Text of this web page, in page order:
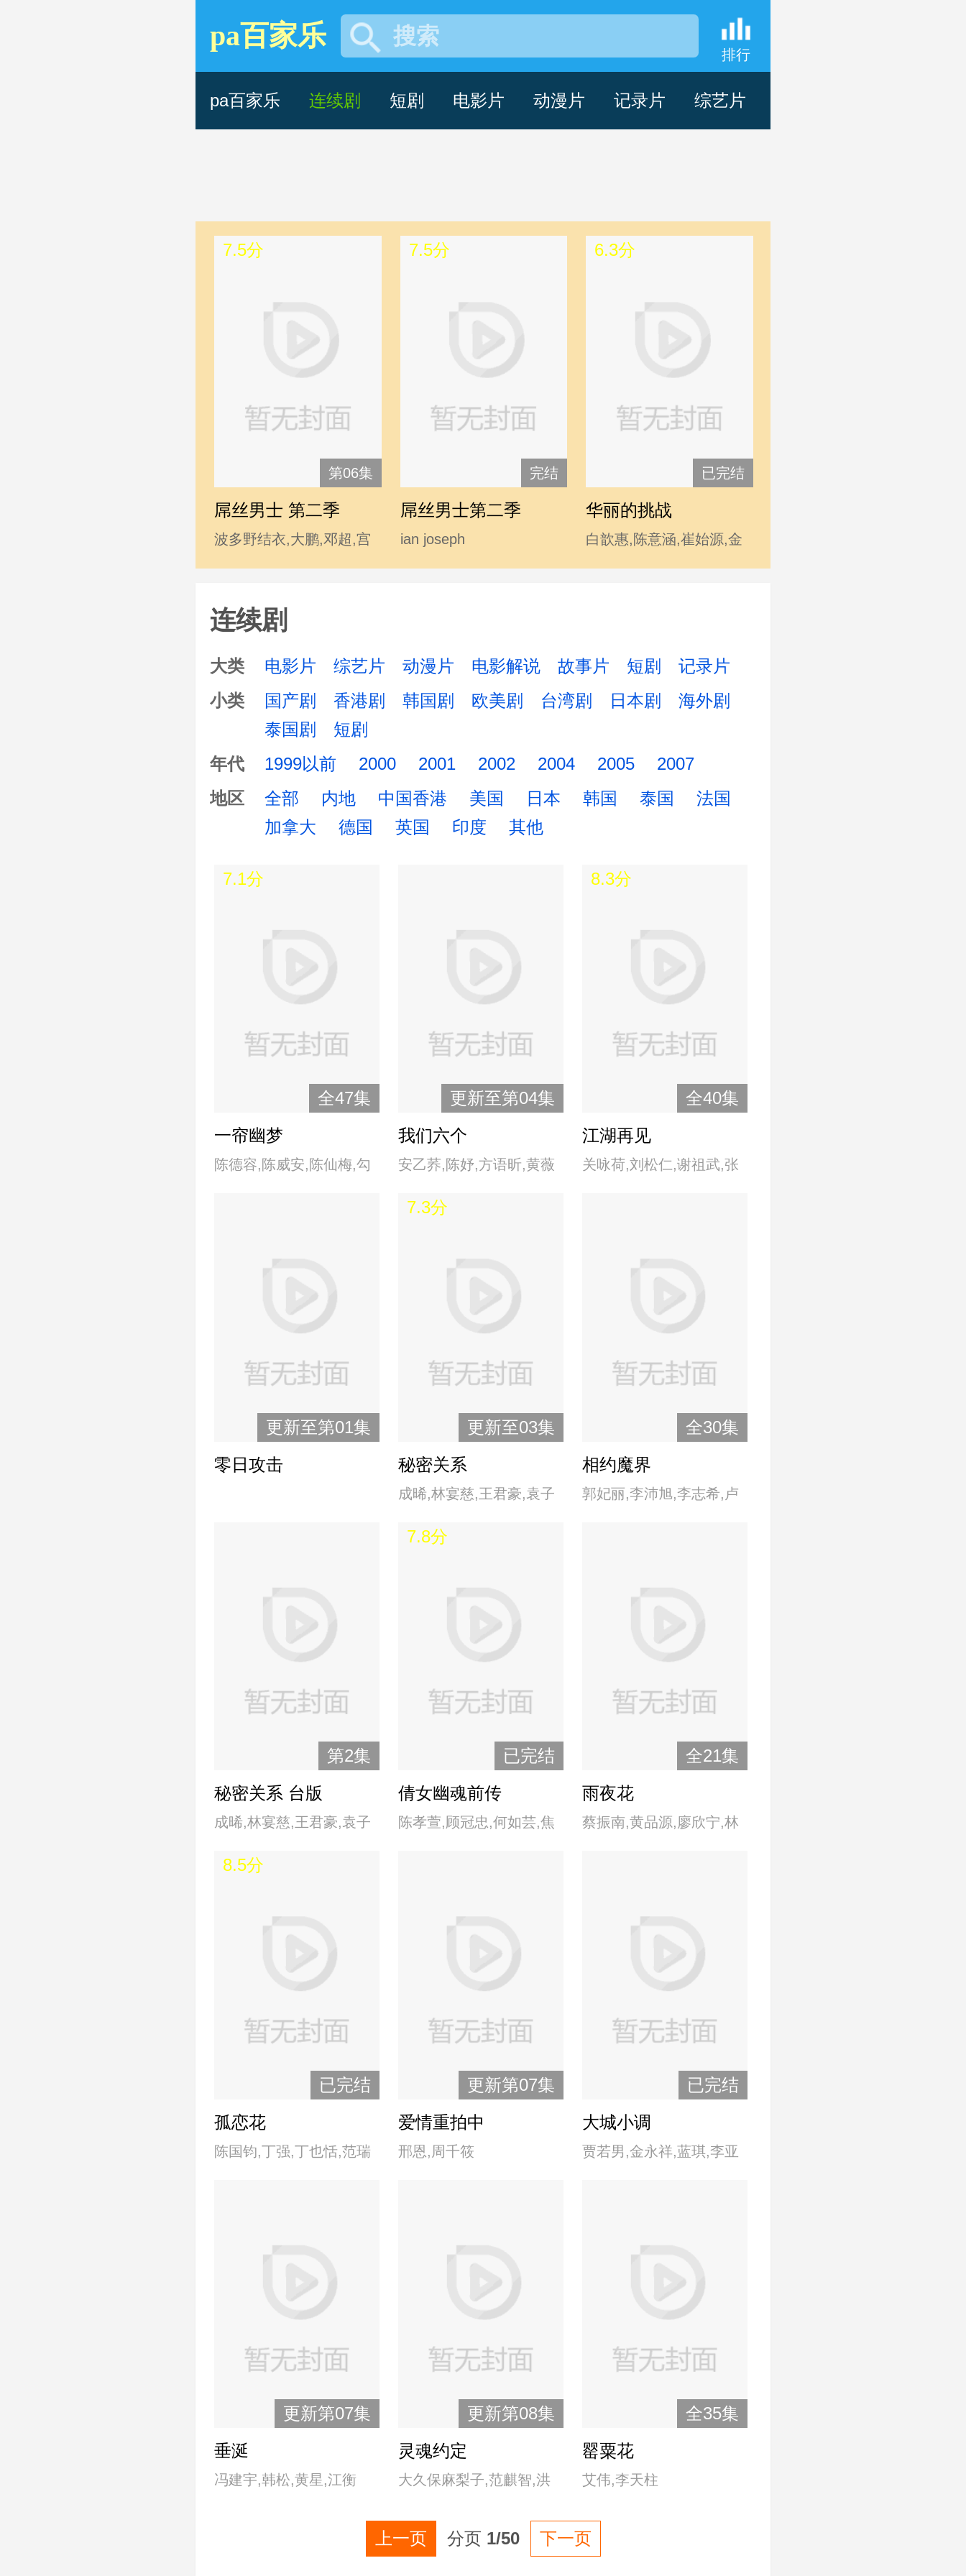
中国台湾连续剧 -pa百家乐
pa百家乐 搜索
排行
pa百家乐 连续剧 短剧 电影片 动漫片 记录片 综艺片
第06集
7.5分
屌丝男士 第二季
波多野结衣,大鹏,邓超,宫
睿,韩寒,贾玲,姜涛,李响,林
利,王学兵,王学圻,温兆伦,
吴思凡,吴秀波,肖旭,杨幂,
成杰
完结
7.5分
屌丝男士第二季
ian joseph
somerhalder,mc石头,波多
柳岩 yan liu,马丽,汤唯,温
已完结
6.3分
华丽的挑战
白歆惠,陈意涵,崔始源,金
勤,李东海,许玮甯
连续剧
大类 电影片 综艺片 动漫片 电影解说 故事片 短剧
记录片
小类
国产剧 香港剧 韩国剧 欧美剧 台湾剧 日本剧
海外剧
泰国剧
短剧
年代
1999以前 2000 2001 2002 2004 2005
2007
地区
全部 内地 中国香港 美国 日本 韩国 泰国
法国
加拿大
德国 英国 印度 其他
全47集
7.1分
一帘幽梦
陈德容,陈威安,陈仙梅,勾
更新至第04集
我们六个
安乙荞,陈妤,方语昕,黄薇
全40集
8.3分
江湖再见
关咏荷,刘松仁,谢祖武,张
更新至第01集
零日攻击
更新至03集
7.3分
秘密关系
成晞,林宴慈,王君豪,袁子
全30集
相约魔界
郭妃丽,李沛旭,李志希,卢
第2集
秘密关系 台版
成晞,林宴慈,王君豪,袁子
已完结
7.8分
倩女幽魂前传
陈孝萱,顾冠忠,何如芸,焦
尹宝莲,俞小凡,张庭
全21集
雨夜花
蔡振南,黄品源,廖欣宁,林
已完结
8.5分
孤恋花
陈国钧,丁强,丁也恬,范瑞
萧淑慎,谢琼煖,游安顺,虞
更新第07集
爱情重拍中
邢恩,周千筱
已完结
大城小调
贾若男,金永祥,蓝琪,李亚
更新第07集
垂涎
冯建宇,韩松,黄星,江衡
更新第08集
灵魂约定
大久保麻梨子,范麒智,洪
勝揚,王智骞
全35集
罂粟花
艾伟,李天柱
上一页 分页 1/50 下一页